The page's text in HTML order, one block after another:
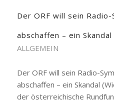
Der ORF will sein
abschaffen – ein Skandal
ALLGEMEIN
Der ORF will sein Radio-
abschaffen – ein Skandal
der österreichische